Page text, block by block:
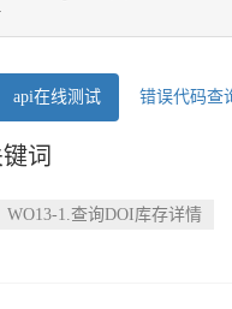
api在线测试 错误代码查
词
WO13-1.查询DOI库存详情